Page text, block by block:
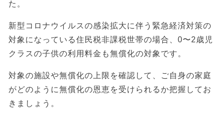
た。
新型コロナウイルスの感染拡大に伴う緊急経済対策の
対象になっている住民税非課税世帯の場合、0〜2歳児
クラスの子供の利用料金も無償化の対象です。
対象の施設や無償化の上限を確認して、ご自身の家庭
がどのように無償化の恩恵を受けられるか把握してお
きましょう。